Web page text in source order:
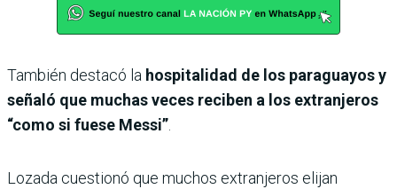
También destacó la hospitalidad de los paraguayos y
señaló que muchas veces reciben a los extranjeros
“como si fuese Messi”.
Lozada cuestionó que muchos extranjeros elijan